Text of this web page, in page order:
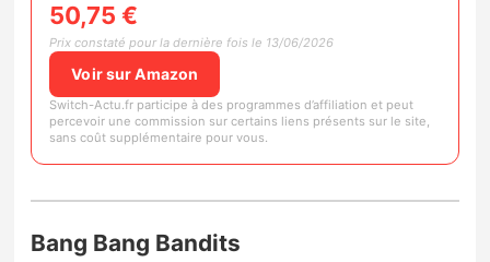
50,75 €
Prix constaté pour la dernière fois le 13/06/2026
Voir sur Amazon
Switch-Actu.fr participe à des programmes d’affiliation et peut
percevoir une commission sur certains liens présents sur le site,
sans coût supplémentaire pour vous.
Bang Bang Bandits